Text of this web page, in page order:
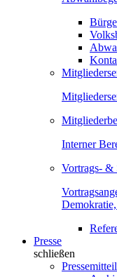
Interner
Vortrags- &
Presse
schließen